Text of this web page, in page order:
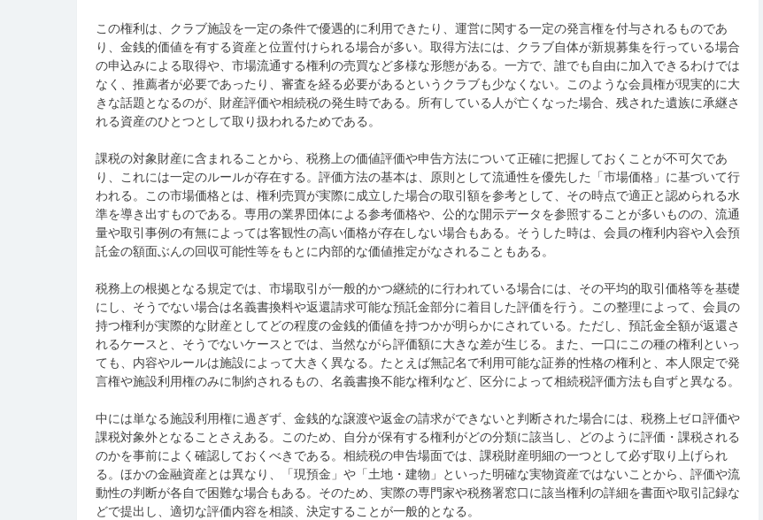
この権利は、クラブ施設を一定の条件で優遇的に利用できたり、運営に関する一定の発言権を付与されるものであ
り、金銭的価値を有する資産と位置付けられる場合が多い。取得方法には、クラブ自体が新規募集を行っている場合
の申込みによる取得や、市場流通する権利の売買など多様な形態がある。一方で、誰でも自由に加入できるわけでは
なく、推薦者が必要であったり、審査を経る必要があるというクラブも少なくない。このような会員権が現実的に大
きな話題となるのが、財産評価や相続税の発生時である。所有している人が亡くなった場合、残された遺族に承継さ
れる資産のひとつとして取り扱われるためである。
課税の対象財産に含まれることから、税務上の価値評価や申告方法について正確に把握しておくことが不可欠であ
り、これには一定のルールが存在する。評価方法の基本は、原則として流通性を優先した「市場価格」に基づいて行
われる。この市場価格とは、権利売買が実際に成立した場合の取引額を参考として、その時点で適正と認められる水
準を導き出すものである。専用の業界団体による参考価格や、公的な開示データを参照することが多いものの、流通
量や取引事例の有無によっては客観性の高い価格が存在しない場合もある。そうした時は、会員の権利内容や入会預
託金の額面ぶんの回収可能性等をもとに内部的な価値推定がなされることもある。
税務上の根拠となる規定では、市場取引が一般的かつ継続的に行われている場合には、その平均的取引価格等を基礎
にし、そうでない場合は名義書換料や返還請求可能な預託金部分に着目した評価を行う。この整理によって、会員の
持つ権利が実際的な財産としてどの程度の金銭的価値を持つかが明らかにされている。ただし、預託金全額が返還さ
れるケースと、そうでないケースとでは、当然ながら評価額に大きな差が生じる。また、一口にこの種の権利といっ
ても、内容やルールは施設によって大きく異なる。たとえば無記名で利用可能な証券的性格の権利と、本人限定で発
言権や施設利用権のみに制約されるもの、名義書換不能な権利など、区分によって相続税評価方法も自ずと異なる。
中には単なる施設利用権に過ぎず、金銭的な譲渡や返金の請求ができないと判断された場合には、税務上ゼロ評価や
課税対象外となることさえある。このため、自分が保有する権利がどの分類に該当し、どのように評価・課税される
のかを事前によく確認しておくべきである。相続税の申告場面では、課税財産明細の一つとして必ず取り上げられ
る。ほかの金融資産とは異なり、「現預金」や「土地・建物」といった明確な実物資産ではないことから、評価や流
動性の判断が各自で困難な場合もある。そのため、実際の専門家や税務署窓口に該当権利の詳細を書面や取引記録な
どで提出し、適切な評価内容を相談、決定することが一般的となる。